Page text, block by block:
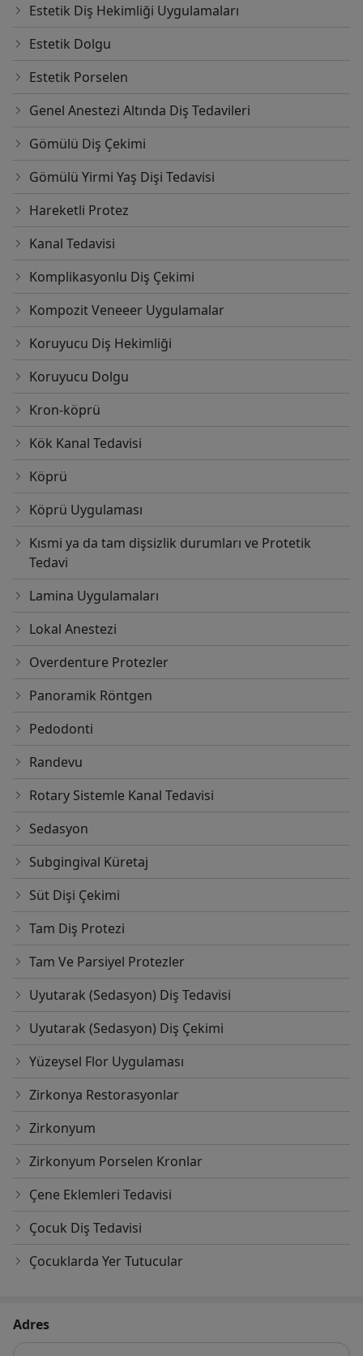
Estetik Diş Hekimliği Uygulamaları
Estetik Dolgu
Estetik Porselen
Genel Anestezi Altında Diş Tedavileri
Gömülü Diş Çekimi
Gömülü Yirmi Yaş Dişi Tedavisi
Hareketli Protez
Kanal Tedavisi
Komplikasyonlu Diş Çekimi
Kompozit Veneeer Uygulamalar
Koruyucu Diş Hekimliği
Koruyucu Dolgu
Kron-köprü
Kök Kanal Tedavisi
Köprü
Köprü Uygulaması
Kısmi ya da tam dişsizlik durumları ve Protetik
Tedavi
Lamina Uygulamaları
Lokal Anestezi
Overdenture Protezler
Panoramik Röntgen
Pedodonti
Randevu
Rotary Sistemle Kanal Tedavisi
Sedasyon
Subgingival Küretaj
Süt Dişi Çekimi
Tam Diş Protezi
Tam Ve Parsiyel Protezler
Uyutarak (Sedasyon) Diş Tedavisi
Uyutarak (Sedasyon) Diş Çekimi
Yüzeysel Flor Uygulaması
Zirkonya Restorasyonlar
Zirkonyum
Zirkonyum Porselen Kronlar
Çene Eklemleri Tedavisi
Çocuk Diş Tedavisi
Çocuklarda Yer Tutucular
Adres